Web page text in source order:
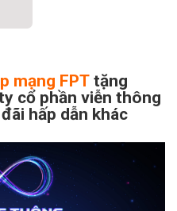
mạng FPT tặng
cổ phần viễn thông
hấp dẫn khác